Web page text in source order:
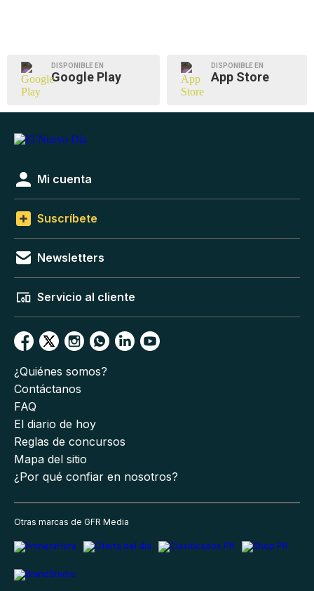
DISPONIBLE EN
Google Play
DISPONIBLE EN
App Store
Mi cuenta
Suscríbete
Newsletters
Servicio al cliente
¿Quiénes somos?
Contáctanos
FAQ
El diario de hoy
Reglas de concursos
Mapa del sitio
¿Por qué confiar en nosotros?
Otras marcas de GFR Media